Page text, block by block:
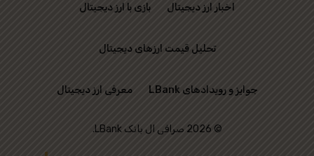
اخبار ارز دیجیتال بازی با ارز دیجیتال
تحلیل قیمت ارزهای دیجیتال
جوایز و رویدادهای LBank معرفی ارز دیجیتال
© 2026 صرافی ال بانک LBank.